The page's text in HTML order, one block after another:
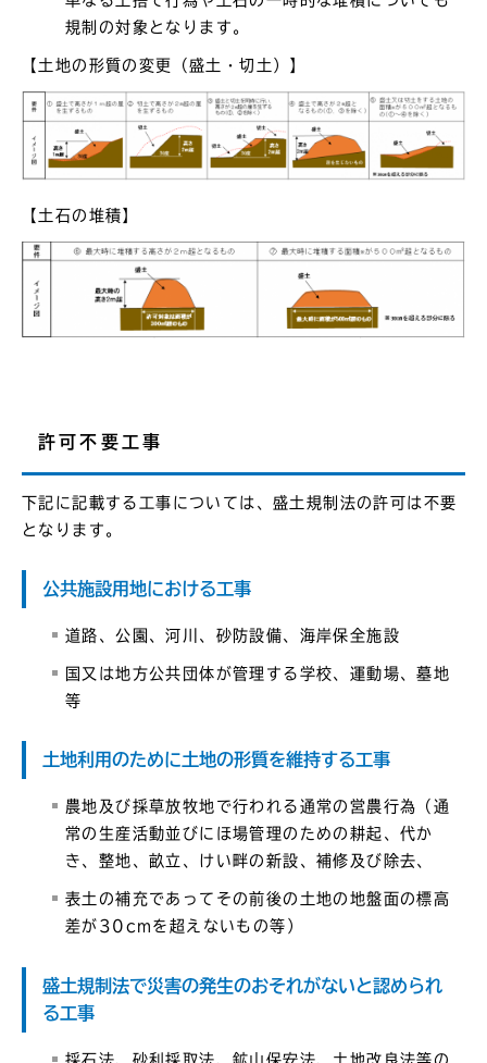
規制の対象となります。
【土地の形質の変更（盛土・切土）】
【土石の堆積】
許可不要工事
下記に記載する工事については、盛土規制法の許可は不要
となります。
公共施設用地における工事
道路、公園、河川、砂防設備、海岸保全施設
国又は地方公共団体が管理する学校、運動場、墓地
等
土地利用のために土地の形質を維持する工事
農地及び採草放牧地で行われる通常の営農行為（通
常の生産活動並びにほ場管理のための耕起、代か
き、整地、畝立、けい畔の新設、補修及び除去、
表土の補充であってその前後の土地の地盤面の標高
差が30cmを超えないもの等）
盛土規制法で災害の発生のおそれがないと認められ
る工事
採石法、砂利採取法、鉱山保安法、土地改良法等の